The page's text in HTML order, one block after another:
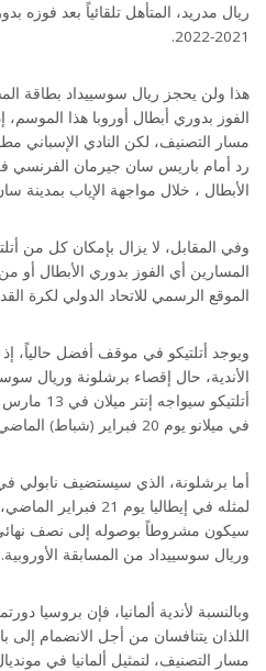
ريال مدريد، المتأهل تلقائياً بعد فوزه
2021-2022.
هذا ولن يحجز ريال سوسييداد بطاقة
الفوز بدوري أبطال أوروبا هذا الموسم،
مسار التصنيف، لكن النادي الإسباني
رد أمام باريس سان جيرمان الفرنسي
الأبطال ، خلال مواجهة الإياب بمدينة
وفي المقابل، لا يزال بإمكان كل من
المسارين أي الفوز بدوري الأبطال أو
الموقع الرسمي للاتحاد الدولي لكرة
ويوجد أتلتيكو في موقف أفضل حالياً،
أتلتيكو
في ميلانو يوم 20 فبراير (شباط) الماضي.
لمثله في إيطاليا يوم
سيكون مشروطاً بوصوله إلى نصف نهائي
وريال سوسييداد من المسابقة الأوروبية.
وبالنسبة لأندية ألمانيا، فإن بروسيا
اللذان يتنافسان من أجل الانضمام إلى
مسار التصنيف، لتمثيل ألمانيا في